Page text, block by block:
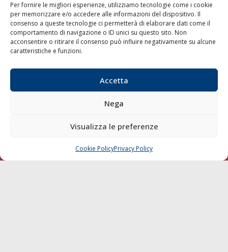
Per fornire le migliori esperienze, utilizziamo tecnologie come i cookie
per memorizzare e/o accedere alle informazioni del dispositivo. Il
consenso a queste tecnologie ci permetterà di elaborare dati come il
comportamento di navigazione o ID unici su questo sito. Non
acconsentire o ritirare il consenso può influire negativamente su alcune
caratteristiche e funzioni.
Accetta
Nega
Visualizza le preferenze
Cookie PolicyPrivacy Policy
Porti/Interporti
Trasporti
Varie
Blue economy
Diporto
CHIAMA SCRIVI